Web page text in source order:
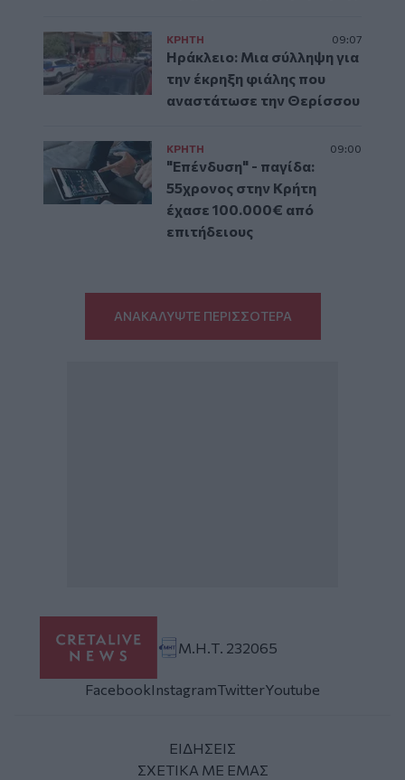
ΚΡΗΤΗ 09:07
Ηράκλειο: Μια σύλληψη για
την έκρηξη φιάλης που
αναστάτωσε την Θερίσσου
ΚΡΗΤΗ 09:00
"Επένδυση" - παγίδα:
55χρονος στην Κρήτη
έχασε 100.000€ από
επιτήδειους
ΑΝΑΚΑΛΥΨΤΕ ΠΕΡΙΣΣΟΤΕΡΑ
Μ.Η.Τ. 232065
FacebookInstagramTwitterYoutube
ΕΙΔΗΣΕΙΣ
ΣΧΕΤΙΚΑ ΜΕ ΕΜΑΣ